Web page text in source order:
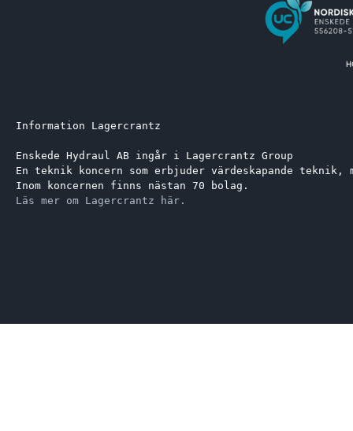
Information Lagercrantz
Enskede Hydraul AB ingår i Lagercrantz Group
En teknik koncern som erbjuder värdeskapande
Inom koncernen finns nästan 70 bolag.
Läs mer om Lagercrantz här.